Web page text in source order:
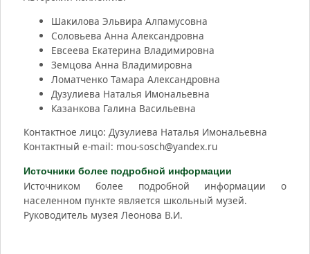
Шакилова Эльвира Алпамусовна
Соловьева Анна Александровна
Евсеева Екатерина Владимировна
Земцова Анна Владимировна
Ломатченко Тамара Александровна
Дузулиева Наталья Имональевна
Казанкова Галина Васильевна
Контактное лицо: Дузулиева Наталья Имональевна
Контактный e-mail: mou-sosch@yandex.ru
Источники более подробной информации
Источником более подробной информации о
населенном пункте является школьный музей.
Руководитель музея Леонова В.И.